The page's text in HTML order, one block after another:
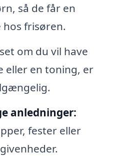
så de får en
hos frisøren.
om du vil have
eller en toning, er
anledninger:
fester eller